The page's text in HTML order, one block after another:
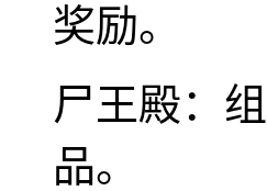
奖励。
尸王殿：
品。